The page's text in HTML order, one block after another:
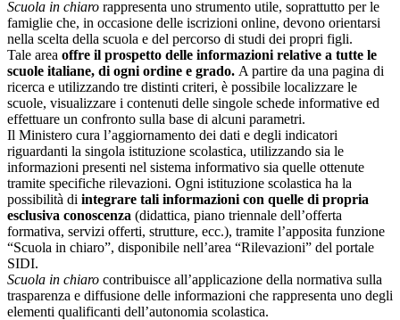
Scuola in chiaro rappresenta uno strumento utile, soprattutto per le
famiglie che, in occasione delle iscrizioni online, devono orientarsi
nella scelta della scuola e del percorso di studi dei propri figli.
Tale area offre il prospetto delle informazioni relative a tutte le
scuole italiane, di ogni ordine e grado. A partire da una pagina di
ricerca e utilizzando tre distinti criteri, è possibile localizzare le
scuole, visualizzare i contenuti delle singole schede informative ed
effettuare un confronto sulla base di alcuni parametri.
Il Ministero cura l’aggiornamento dei dati e degli indicatori
riguardanti la singola istituzione scolastica, utilizzando sia le
informazioni presenti nel sistema informativo sia quelle ottenute
tramite specifiche rilevazioni. Ogni istituzione scolastica ha la
possibilità di integrare tali informazioni con quelle di propria
esclusiva conoscenza (didattica, piano triennale dell’offerta
formativa, servizi offerti, strutture, ecc.), tramite l’apposita funzione
“Scuola in chiaro”, disponibile nell’area “Rilevazioni” del portale
SIDI.
Scuola in chiaro contribuisce all’applicazione della normativa sulla
trasparenza e diffusione delle informazioni che rappresenta uno degli
elementi qualificanti dell’autonomia scolastica.